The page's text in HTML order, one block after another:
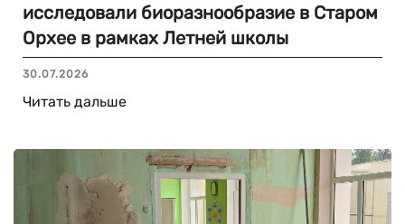
исследовали биоразнообразие в Старом
Орхее в рамках Летней школы
30.07.2026
Читать дальше